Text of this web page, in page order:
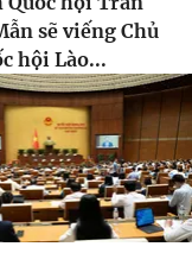
sẽ viếng Chủ
hội Lào...